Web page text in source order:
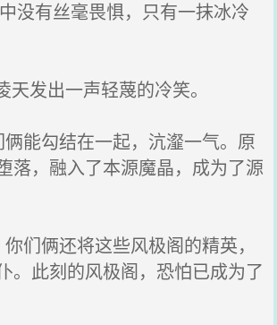
没有丝毫畏惧，只有一抹冰冷
发出一声轻蔑的冷笑。
能勾结在一起，沆瀣一气。原
落，融入了本源魔晶，成为了源
们俩还将这些风极阁的精英，
。此刻的风极阁，恐怕已成为了